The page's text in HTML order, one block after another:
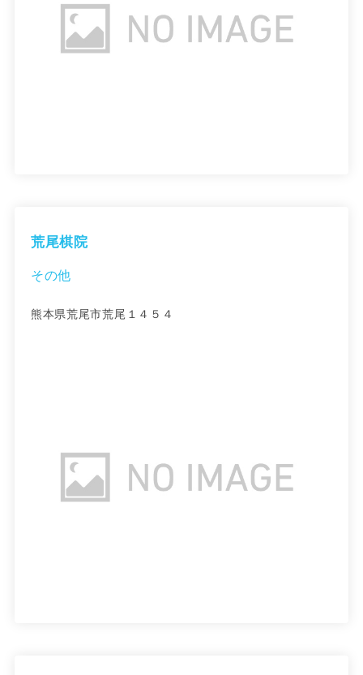
荒尾棋院
その他
熊本県荒尾市荒尾１４５４